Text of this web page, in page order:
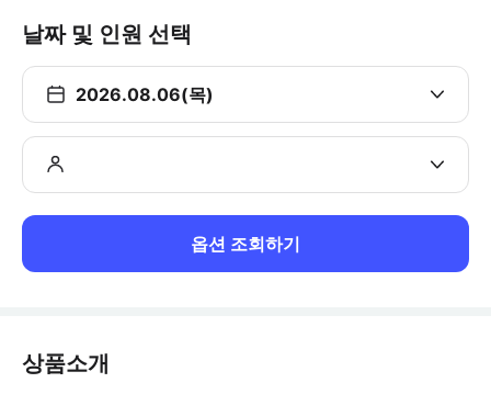
날짜 및 인원 선택
2026.08.06(목)
옵션 조회하기
상품소개